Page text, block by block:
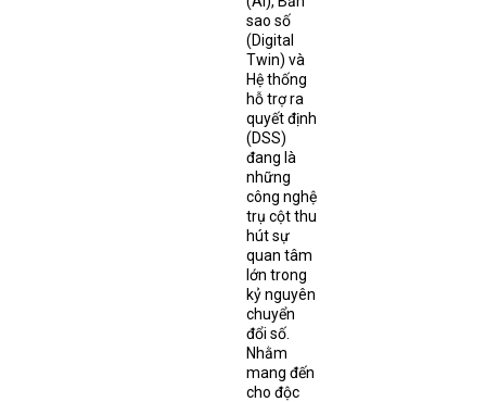
sao số
(Digital
Twin) và
Hệ thống
hỗ trợ ra
quyết định
(DSS)
đang là
những
công nghệ
trụ cột thu
hút sự
quan tâm
lớn trong
kỷ nguyên
chuyển
đổi số.
Nhằm
mang đến
cho độc